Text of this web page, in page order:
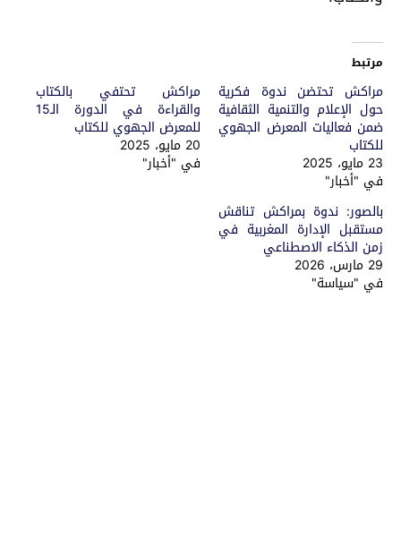
مرتبط
مراكش تحتضن ندوة فكرية
حول الإعلام والتنمية الثقافية
ضمن فعاليات المعرض الجهوي
للكتاب
23 مايو، 2025
في "أخبار"
مراكش تحتفي بالكتاب
والقراءة في الدورة الـ15
للمعرض الجهوي للكتاب
20 مايو، 2025
في "أخبار"
بالصور: ندوة بمراكش تناقش
مستقبل الإدارة المغربية في
زمن الذكاء الاصطناعي
29 مارس، 2026
في "سياسة"